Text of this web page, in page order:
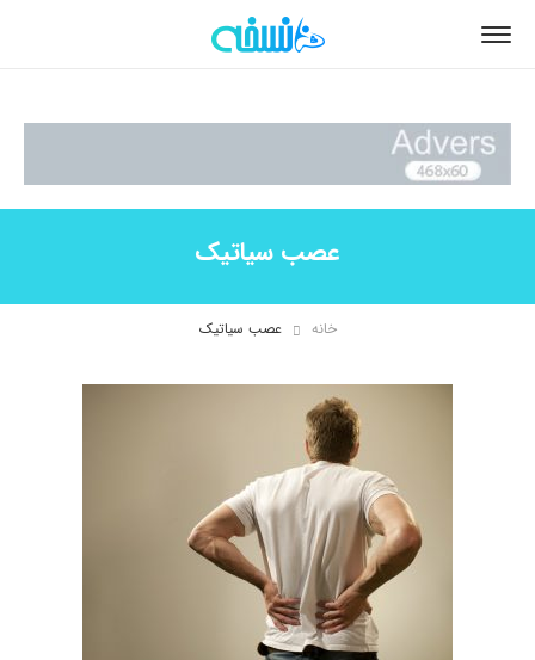
عصب سیاتیک
خانه عصب سیاتیک